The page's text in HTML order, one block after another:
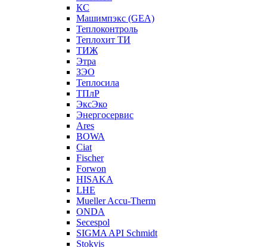
КС
Машимпэкс (GEA)
Теплоконтроль
Теплохит ТИ
ТИЖ
Этра
ЗЭО
Теплосила
ТПлР
ЭксЭко
Энергосервис
Ares
BOWA
Ciat
Fischer
Forwon
HISAKA
LHE
Mueller Accu-Therm
ONDA
Secespol
SIGMA API Schmidt
Stokvis